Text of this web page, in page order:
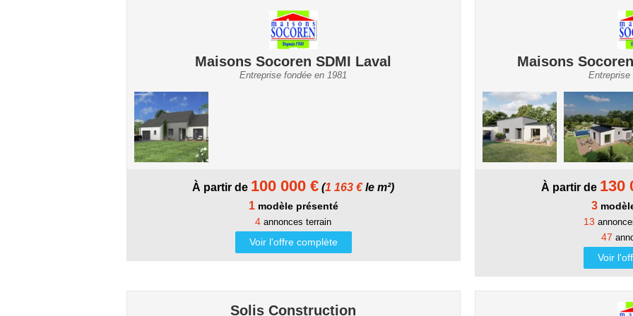
Maisons Socoren SDMI Laval
Entreprise fondée en 1981
À partir de 100 000 € (1 163 €le m²)
1modèle présenté
4 annonces terrain
Voir l'offre complète
Maisons
Entreprise
À partir de 130
3
13
47
Voir
Solis Construction